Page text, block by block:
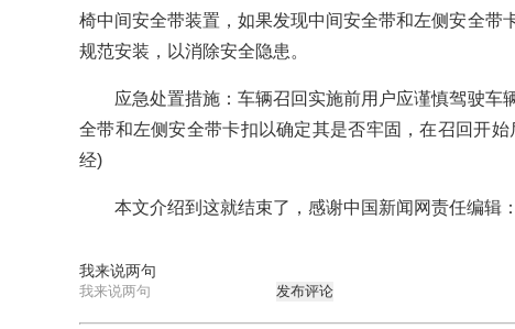
椅中间安全带装置，如果发现中间安全带和左侧安全带
规范安装，以消除安全隐患。
应急处置措施：车辆召回实施前用户应谨慎驾驶车
全带和左侧安全带卡扣以确定其是否牢固，在召回开
经)
本文介绍到这就结束了，感谢中国新闻网责任编辑：
我来说两句
发布评论